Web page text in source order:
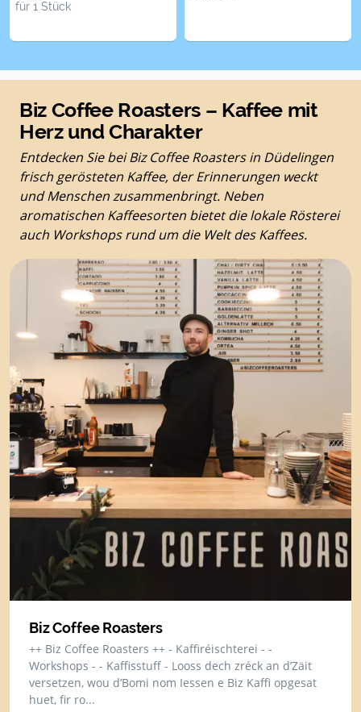
für 1 Stück
Biz Coffee Roasters
++ Biz Coffee Roasters ++ - Kaffiréischterei - -
Workshops - - Kaffisstuff - Looss dech zréck an d’Zäit
versetzen, wou d’Bomi nom Iessen e Biz Kaffi opgesat
huet, fir ro...
Biz Coffee Roasters – Kaffee mit
Herz und Charakter
Entdecken Sie bei Biz Coffee Roasters in Düdelingen
frisch gerösteten Kaffee, der Erinnerungen weckt
und Menschen zusammenbringt. Neben
aromatischen Kaffeesorten bietet die lokale Rösterei
auch Workshops rund um die Welt des Kaffees.